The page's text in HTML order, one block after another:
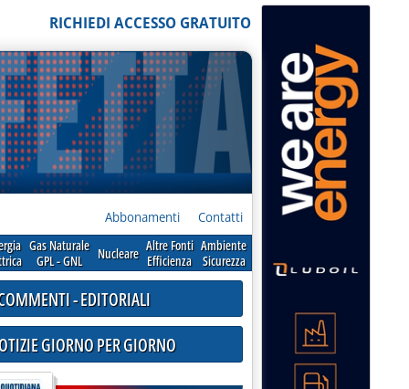
RICHIEDI ACCESSO GRATUITO
Abbonamenti Contatti
Gas Naturale
GPL - GNL
Nucleare Altre Fonti
Efficienza
Ambiente
Sicurezza
- EDITORIALI
GIORNO PER GIORNO